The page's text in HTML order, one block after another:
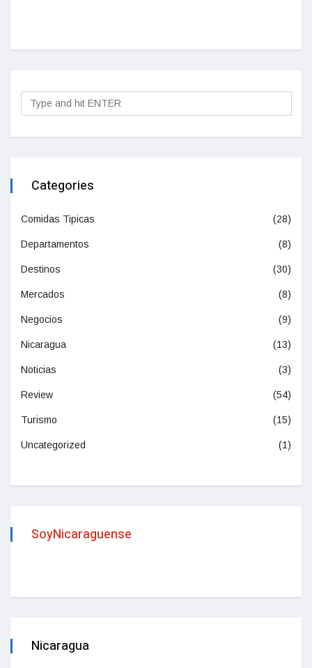
Categories
Comidas Tipicas (28)
Departamentos (8)
Destinos (30)
Mercados (8)
Negocios (9)
Nicaragua (13)
Noticias (3)
Review (54)
Turismo (15)
Uncategorized (1)
SoyNicaraguense
Nicaragua